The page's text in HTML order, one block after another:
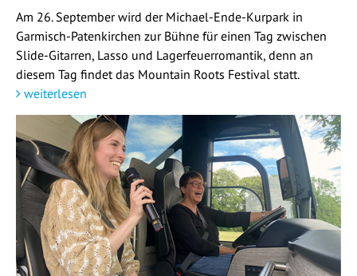
Am 26. September wird der Michael-Ende-Kurpark in
Garmisch-Patenkirchen zur Bühne für einen Tag zwischen
Slide-Gitarren, Lasso und Lagerfeuerromantik, denn an
diesem Tag findet das Mountain Roots Festival statt.
weiterlesen